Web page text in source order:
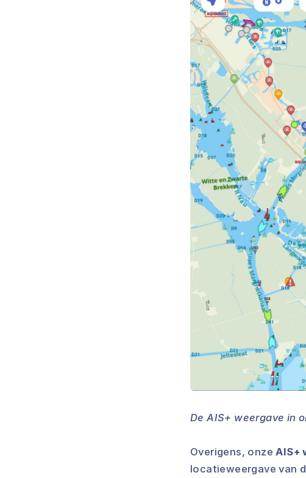
De AIS+ weergave in
Overigens, onze AIS+
locatieweergave van